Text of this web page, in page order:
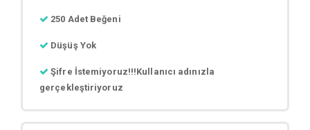
250 Adet Beğeni
Düşüş Yok
Şifre İstemiyoruz!!!Kullanıcı adınızla
gerçekleştiriyoruz